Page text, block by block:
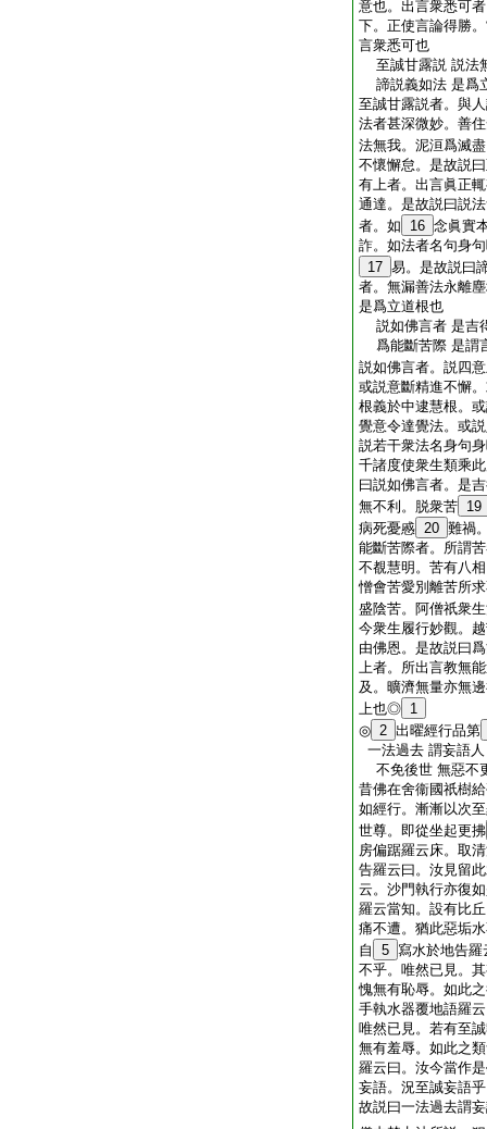
意也。出言衆悉可
下。正使言論得勝
言衆悉可也
至誠甘露説 説法
諦説義如法 是爲
至誠甘露説者。與
法者甚深微妙。善
法無我。泥洹爲滅
不懷懈怠。是故説
有上者。出言眞正
通達。是故説曰説
者。如
16 念眞實
詐。如法者名句身
17 易。是故説曰
者。無漏善法永離
是爲立道根也
説如佛言者 是吉
爲能斷苦際 是謂
説如佛言者。説四
或説意斷精進不懈
根義於中逮慧根。
覺意令達覺法。或
説若干衆法名身句
千諸度使衆生類乘
曰説如佛言者。是
無不利。脱衆苦 19
病死憂慼 20 難禍
能斷苦際者。所謂
不覩慧明。苦有八
憎會苦愛別離苦所
盛陰苦。阿僧祇衆
今衆生履行妙觀。
由佛恩。是故説曰
上者。所出言教無
及。曠濟無量亦無
上也◎ 1
◎ 2 出曜經行品第
一法過去 謂妄語人
不免後世 無惡不
昔佛在舍衞國祇樹
如經行。漸漸以次
世尊。即從坐起更拂
房偏踞羅云床。取
告羅云曰。汝見留
云。沙門執行亦復
羅云當知。設有比
痛不遭。猶此惡垢
自
5 寫水於地告羅
不乎。唯然已見。
愧無有恥辱。如此
手執水器覆地語羅
唯然已見。若有至
無有羞辱。如此之
羅云曰。汝今當作
妄語。況至誠妄語
故説曰一法過去謂